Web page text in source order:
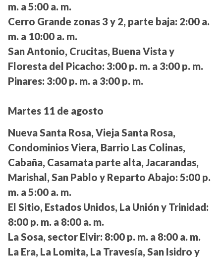
m. a 5:00 a. m.
Cerro Grande zonas 3 y 2, parte baja: 2:00 a.
m. a 10:00 a. m.
San Antonio, Crucitas, Buena Vista y
Floresta del Picacho: 3:00 p. m. a 3:00 p. m.
Pinares: 3:00 p. m. a 3:00 p. m.
Martes 11 de agosto
Nueva Santa Rosa, Vieja Santa Rosa,
Condominios Viera, Barrio Las Colinas,
Cabaña, Casamata parte alta, Jacarandas,
Marishal, San Pablo y Reparto Abajo: 5:00 p.
m. a 5:00 a. m.
El Sitio, Estados Unidos, La Unión y Trinidad:
8:00 p. m. a 8:00 a. m.
La Sosa, sector Elvir: 8:00 p. m. a 8:00 a. m.
La Era, La Lomita, La Travesía, San Isidro y